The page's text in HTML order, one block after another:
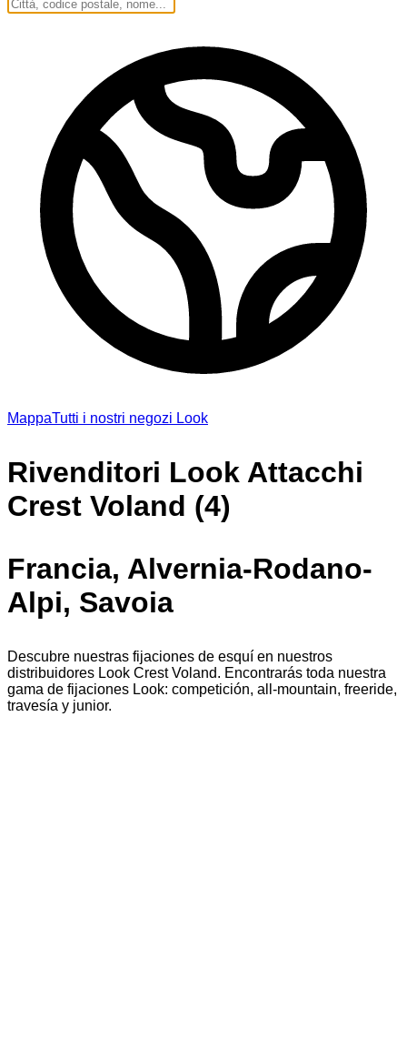
MappaTutti i nostri negozi Look
Rivenditori Look Attacchi
Crest Voland (4)
Francia, Alvernia-Rodano-
Alpi, Savoia
Descubre nuestras fijaciones de esquí en nuestros
distribuidores Look Crest Voland. Encontrarás toda nuestra
gama de fijaciones Look: competición, all-mountain, freeride,
travesía y junior.